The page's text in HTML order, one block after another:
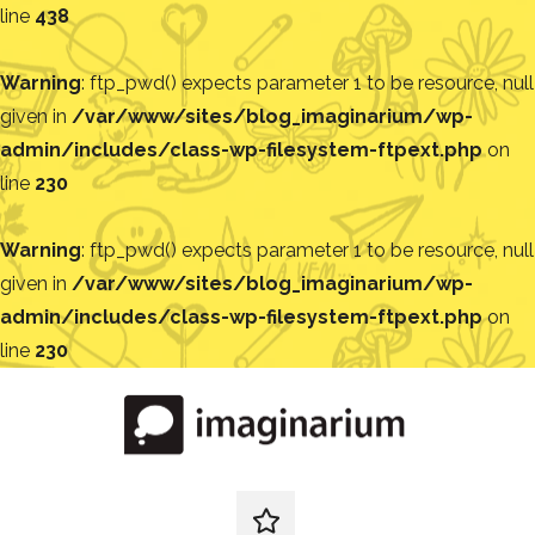
line 438
Warning: ftp_pwd() expects parameter 1 to be resource, null
given in /var/www/sites/blog_imaginarium/wp-
admin/includes/class-wp-filesystem-ftpext.phpon
line 230
Warning: ftp_pwd() expects parameter 1 to be resource, null
given in /var/www/sites/blog_imaginarium/wp-
admin/includes/class-wp-filesystem-ftpext.phpon
line 230
redes